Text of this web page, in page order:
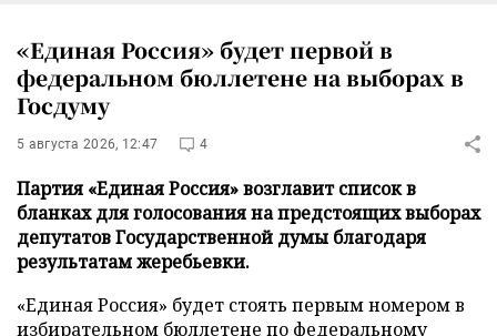
«Единая Россия» будет первой в
федеральном бюллетене на выборах в
Госдуму
5 августа 2026, 12:47 4
Партия «Единая Россия» возглавит список в
бланках для голосования на предстоящих выборах
депутатов Государственной думы благодаря
результатам жеребьевки.
«Единая Россия» будет стоять первым номером в
избирательном бюллетене по федеральному